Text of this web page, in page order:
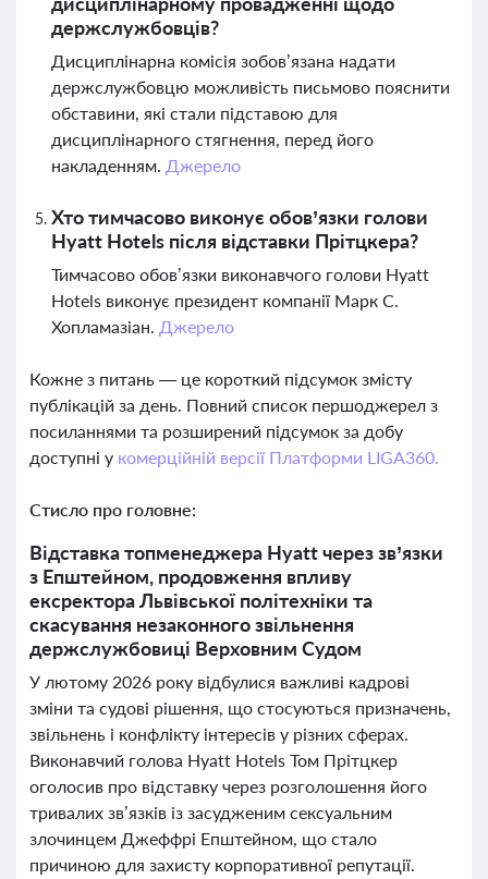
держслужбовців?
Дисциплінарна комісія зобов’язана надати
держслужбовцю можливість письмово пояснити
обставини, які стали підставою для
дисциплінарного стягнення, перед його
накладенням. Джерело
Хто тимчасово виконує обов’язки голови
Hyatt Hotels після відставки Прітцкера?
Тимчасово обов’язки виконавчого голови Hyatt
Hotels виконує президент компанії Марк С.
Хопламазіан. Джерело
Кожне з питань — це короткий підсумок змісту
публікацій за день. Повний список першоджерел з
посиланнями та розширений підсумок за добу
доступні у комерційній версії Платформи LIGA360.
Стисло про головне:
Відставка топменеджера Hyatt через зв’язки
з Епштейном, продовження впливу
ексректора Львівської політехніки та
скасування незаконного звільнення
держслужбовиці Верховним Судом
У лютому 2026 року відбулися важливі кадрові
зміни та судові рішення, що стосуються призначень,
звільнень і конфлікту інтересів у різних сферах.
Виконавчий голова Hyatt Hotels Том Прітцкер
оголосив про відставку через розголошення його
тривалих зв’язків із засудженим сексуальним
злочинцем Джеффрі Епштейном, що стало
причиною для захисту корпоративної репутації.